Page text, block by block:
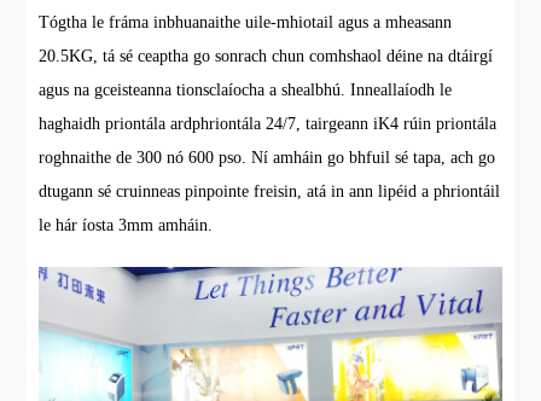
Tógtha le fráma inbhuanaithe uile-mhiotail agus a mheasann
20.5KG, tá sé ceaptha go sonrach chun comhshaol déine na dtáirgí
agus na gceisteanna tionsclaíocha a shealbhú. Inneallaíodh le
haghaidh priontála ardphriontála 24/7, tairgeann iK4 rúin priontála
roghnaithe de 300 nó 600 pso. Ní amháin go bhfuil sé tapa, ach go
dtugann sé cruinneas pinpointe freisin, atá in ann lipéid a phriontáil
le hár íosta 3mm amháin.